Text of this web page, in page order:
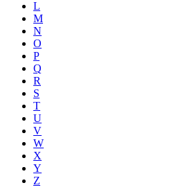
L
M
N
O
P
Q
R
S
T
U
V
W
X
Y
Z